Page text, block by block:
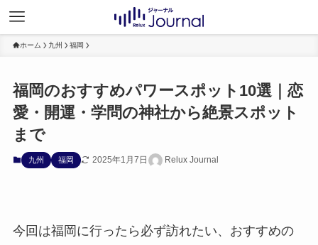
ホーム 九州 福岡
福岡のおすすめパワースポット10選｜恋
愛・開運・学問の神社から絶景スポット
まで
九州 福岡 2025年1月7日 Relux Journal
今回は福岡に行ったら必ず訪れたい、おすすめの